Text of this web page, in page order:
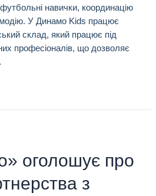
навички, координацію
У Динамо Kids працює
склад, який працює під
професіоналів, що дозволяє
оголошує про
з